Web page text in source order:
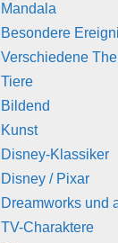
Mandala
Besondere
Verschiedene
Tiere
Bildend
Kunst
Disney-Klassiker
Disney / Pixar
Dreamworks und
TV-Charaktere